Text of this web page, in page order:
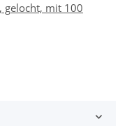
gelocht, mit 100